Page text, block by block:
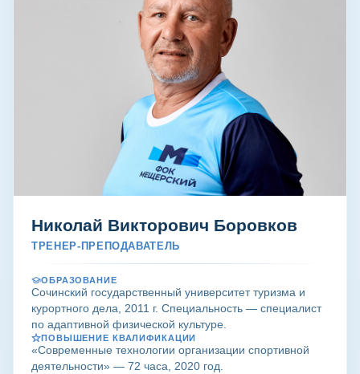
Николай Викторович Боровков
ТРЕНЕР-ПРЕПОДАВАТЕЛЬ
ОБРАЗОВАНИЕ
Сочинский государственный университет туризма и
курортного дела, 2011 г. Специальность — специалист
по адаптивной физической культуре.
ПОВЫШЕНИЕ КВАЛИФИКАЦИИ
«Современные технологии организации спортивной
деятельности» — 72 часа, 2020 год.